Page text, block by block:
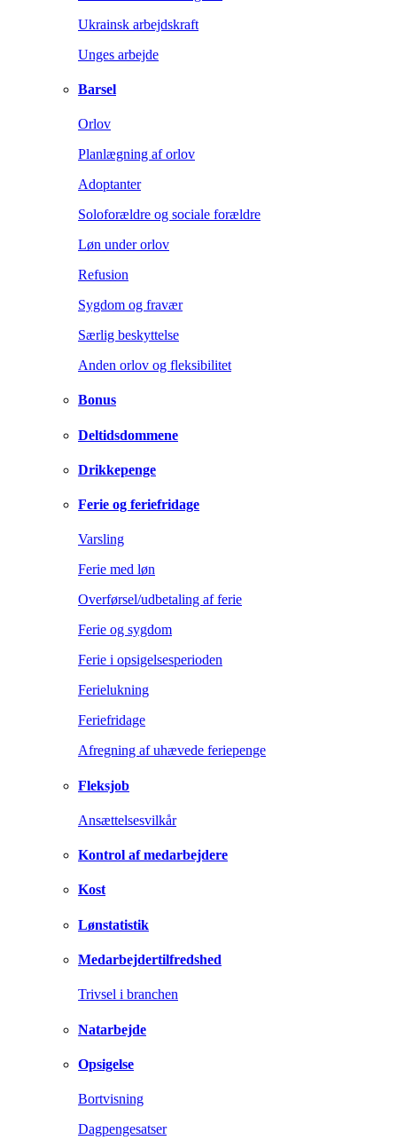
Ukrainsk arbejdskraft
Unges arbejde
Barsel
Orlov
Planlægning af orlov
Adoptanter
Soloforældre og sociale forældre
Løn under orlov
Refusion
Sygdom og fravær
Særlig beskyttelse
Anden orlov og fleksibilitet
Bonus
Deltidsdommene
Drikkepenge
Ferie og feriefridage
Varsling
Ferie med løn
Overførsel/udbetaling af ferie
Ferie og sygdom
Ferie i opsigelsesperioden
Ferielukning
Feriefridage
Afregning af uhævede feriepenge
Fleksjob
Ansættelsesvilkår
Kontrol af medarbejdere
Kost
Lønstatistik
Medarbejdertilfredshed
Trivsel i branchen
Natarbejde
Opsigelse
Bortvisning
Dagpengesatser